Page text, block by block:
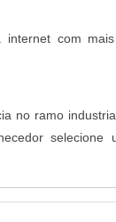
internet com
no ramo
selecione